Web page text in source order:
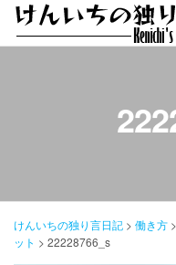
プ
けんいちの独り言日記 > 働き方 >
ット > 22228766_s